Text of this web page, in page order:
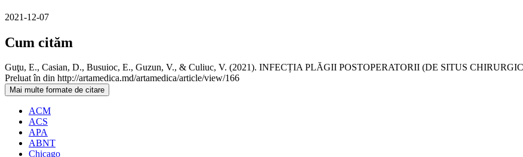
2021-12-07
Cum cităm
Guţu, E., Casian, D., Busuioc, E., Guzun, V., & Culiuc, V. (2021). INFECȚIA PLĂGII POSTOPERATORII (DE SITUS
Preluat în din http://artamedica.md/artamedica/article/view/166
Mai multe formate de citare
ACM
ACS
APA
ABNT
Chicago